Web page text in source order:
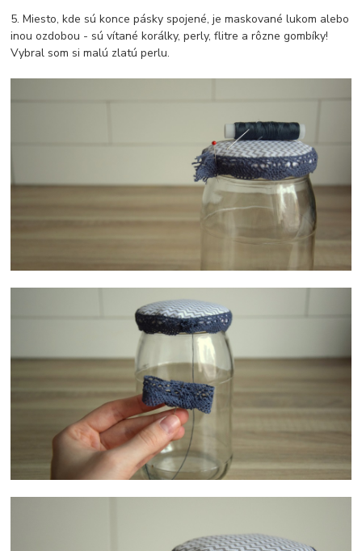
5. Miesto, kde sú konce pásky spojené, je maskované lukom alebo
inou ozdobou - sú vítané korálky, perly, flitre a rôzne gombíky!
Vybral som si malú zlatú perlu.